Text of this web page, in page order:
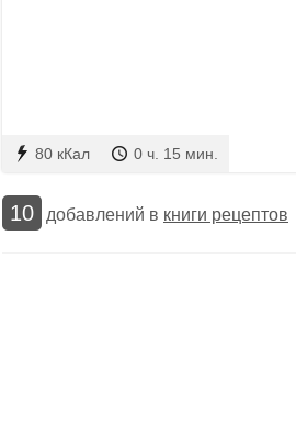
80 кКал 0 ч. 15 мин.
10 добавлений в книги рецептов